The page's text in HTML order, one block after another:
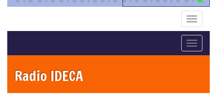
Toggle
Toggle
Radio IDECA